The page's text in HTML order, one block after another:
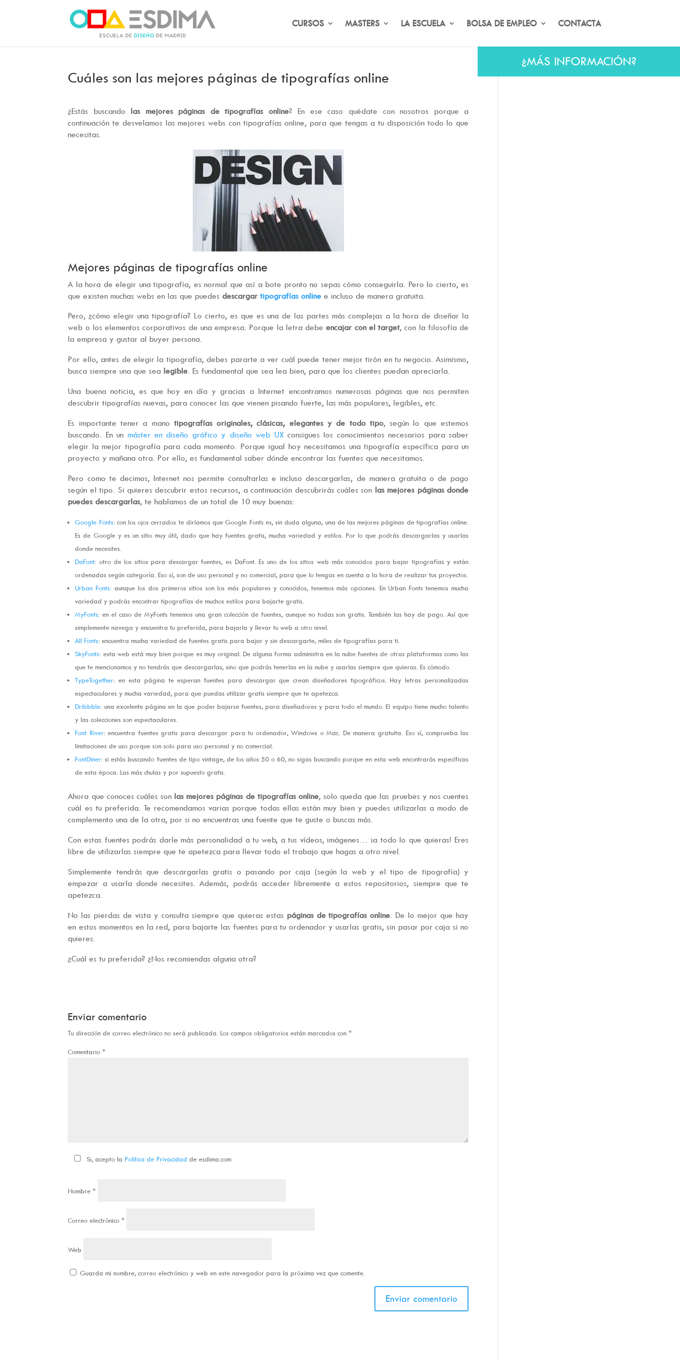
CURSOS MASTERS LA ESCUELA BOLSA DE EMPLEO CONTACTA
Cuáles son las mejores páginas de tipografías online
¿Estás buscando las mejores páginas de tipografías online? En ese caso quédate con nosotros porque a
continuación te desvelamos las mejores webs con tipografías online, para que tengas a tu disposición todo lo que
necesitas.
Mejores páginas de tipografías online
A la hora de elegir una tipografía, es normal que así a bote pronto no sepas cómo conseguirla. Pero lo cierto, es
que existen muchas webs en las que puedesdescargartipografías online e incluso de manera gratuita.
Pero, ¿cómo elegir una tipografía? Lo cierto, es que es una de las partes más complejas a la hora de diseñar la
web o los elementos corporativos de una empresa. Porque la letra debeencajar con el target, con la filosofía de
la empresa y gustar al buyer persona.
Por ello, antes de elegir la tipografía, debes pararte a ver cuál puede tener mejor tirón en tu negocio. Asimismo,
busca siempre una que sea legible. Es fundamental que sea lea bien, para que los clientes puedan apreciarla.
Una buena noticia, es que hoy en día y gracias a Internet encontramos numerosas páginas que nos permiten
descubrir tipografías nuevas, para conocer las que vienen pisando fuerte, las más populares, legibles, etc.
Es importante tener a mano tipografías originales, clásicas, elegantes y de todo tipo, según lo que estemos
buscando. En un máster en diseño gráfico y diseño web UXconsigues los conocimientos necesarios para saber
elegir la mejor tipografía para cada momento. Porque igual hoy necesitamos una tipografía específica para un
proyecto y mañana otra. Por ello, es fundamental saber dónde encontrar las fuentes que necesitamos.
Pero como te decimos, Internet nos permite consultarlas e incluso descargarlas, de manera gratuita o de pago
según el tipo. Si quieres descubrir estos recursos, a continuación descubrirás cuáles son las mejores páginas donde
puedes descargarlas, te hablamos de un total de 10 muy buenas:
Google Fonts: con los ojos cerrados te diríamos que Google Fonts es, sin duda alguna, una de las mejores páginas de tipografías online.
Es de Google y es un sitio muy útil, dado que hay fuentes gratis, mucha variedad y estilos. Por lo que podrás descargarlas y usarlas
donde necesites.
DaFont: otro de los sitios para descargar fuentes, es DaFont. Es uno de los sitios web más conocidos para bajar tipografías y están
ordenadas según categoría. Eso sí, son de uso personal y no comercial, para que lo tengas en cuenta a la hora de realizar tus proyectos.
Urban Fonts: aunque los dos primeros sitios son los más populares y conocidos, tenemos más opciones. En Urban Fonts tenemos mucha
variedad y podrás encontrar tipografías de muchos estilos para bajarte gratis.
MyFonts: en el caso de MyFonts tenemos una gran colección de fuentes, aunque no todas son gratis. También las hay de pago. Así que
simplemente navega y encuentra tu preferida, para bajarla y llevar tu web a otro nivel.
All Fonts: encuentra mucha variedad de fuentes gratis para bajar y sin descargarte, miles de tipografías para ti.
SkyFonts: esta web está muy bien porque es muy original. De alguna forma administra en la nube fuentes de otras plataformas como las
que te mencionamos y no tendrás que descargarlas, sino que podrás tenerlas en la nube y usarlas siempre que quieras. Es cómodo.
TypeTogether: en esta página te esperan fuentes para descargar que crean diseñadores tipográficos. Hay letras personalizadas
espectaculares y mucha variedad, para que puedas utilizar gratis siempre que te apetezca.
Dribbble: una excelente página en la que poder bajarse fuentes, para diseñadores y para todo el mundo. El equipo tiene mucho talento
y las colecciones son espectaculares.
Font River: encuentra fuentes gratis para descargar para tu ordenador, Windows o Mac. De manera gratuita. Eso sí, comprueba las
limitaciones de uso porque son solo para uso personal y no comercial.
FontDiner: si estás buscando fuentes de tipo vintage, de los años 50 o 60, no sigas buscando porque en esta web encontrarás específicas
de esta época. Las más chulas y por supuesto gratis.
Ahora que conoces cuáles son las mejores páginas de tipografías online, solo queda que las pruebes y nos cuentes
cuál es tu preferida. Te recomendamos varias porque todas ellas están muy bien y puedes utilizarlas a modo de
complemento una de la otra, por si no encuentras una fuente que te guste o buscas más.
Con estas fuentes podrás darle más personalidad a tu web, a tus vídeos, imágenes… ¡a todo lo que quieras! Eres
libre de utilizarlas siempre que te apetezca para llevar todo el trabajo que hagas a otro nivel.
Simplemente tendrás que descargarlas gratis o pasando por caja (según la web y el tipo de tipografía) y
empezar a usarla donde necesites. Además, podrás acceder libremente a estos repositorios, siempre que te
apetezca.
No las pierdas de vista y consulta siempre que quieras estas páginas de tipografías online . De lo mejor que hay
en estos momentos en la red, para bajarte las fuentes para tu ordenador y usarlas gratis, sin pasar por caja si no
quieres.
¿Cuál es tu preferida? ¿Nos recomiendas alguna otra?
Enviar comentario
Tu dirección de correo electrónico no será publicada. Los campos obligatorios están marcados con*
Comentario*
Si, acepto la Política de Privacidad de esdima.com
Nombre*
Correo electrónico*
Web
Guarda mi nombre, correo electrónico y web en este navegador para la próxima vez que comente.
¿MÁS INFORMACIÓN?